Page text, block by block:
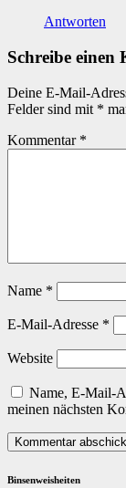
Antworten
Schreibe einen
Deine E-Mail-
Felder sind mit *
Kommentar *
Name *
E-Mail-Adresse *
Website
Name, E-Mail-
meinen nächsten
Binsenweisheiten